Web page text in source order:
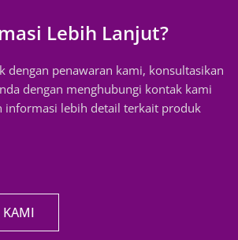
Lebih Lanjut?
dengan penawaran kami, konsultasikan
dengan menghubungi kontak kami
informasi lebih detail terkait produk